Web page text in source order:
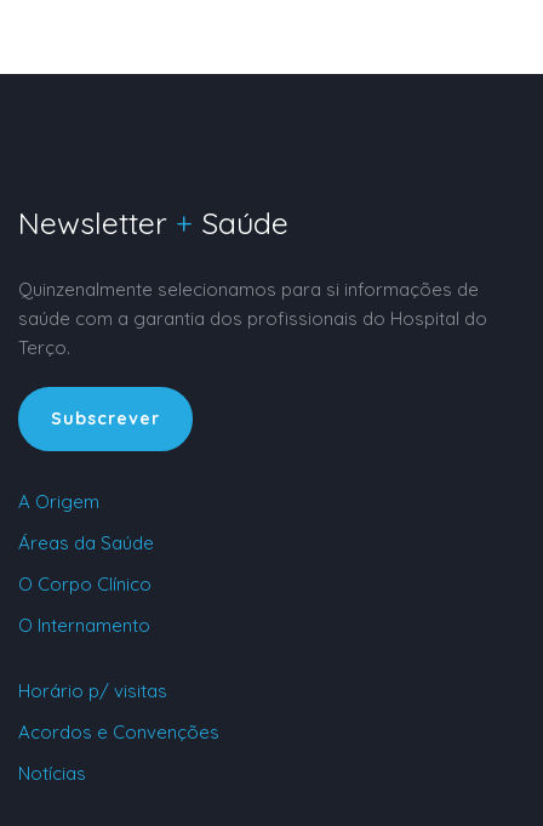
Newsletter + Saúde
Quinzenalmente selecionamos para si informações de
saúde com a garantia dos profissionais do Hospital do
Terço.
Subscrever
A Origem
Áreas da Saúde
O Corpo Clínico
O Internamento
Horário p/ visitas
Acordos e Convenções
Notícias